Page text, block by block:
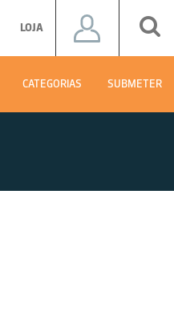
LOJA
CATEGORIAS SUBMETER